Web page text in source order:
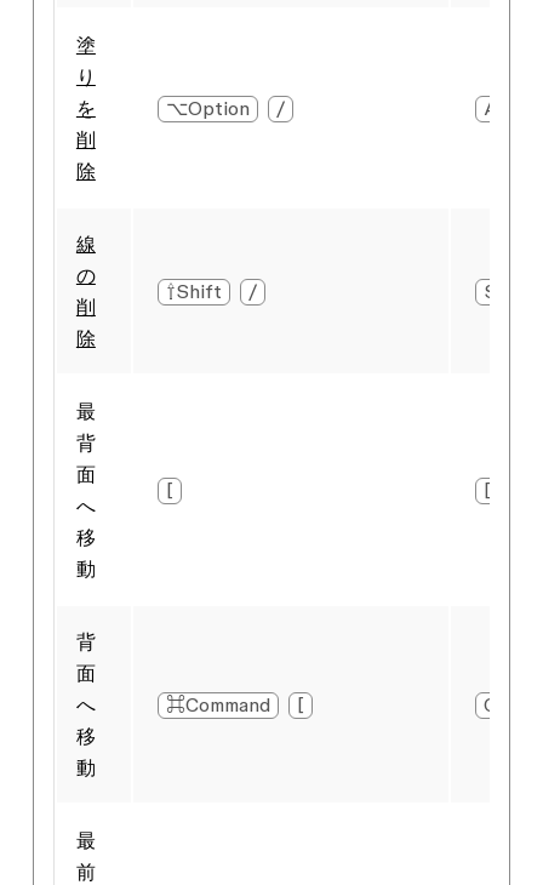
塗
り
を
削
除
⌥Option / Alt
線
の
削
除
⇧Shift / Shift
最
背
面
へ
移
動
[ [
背
面
へ
移
動
⌘Command [ Ctrl
最
前